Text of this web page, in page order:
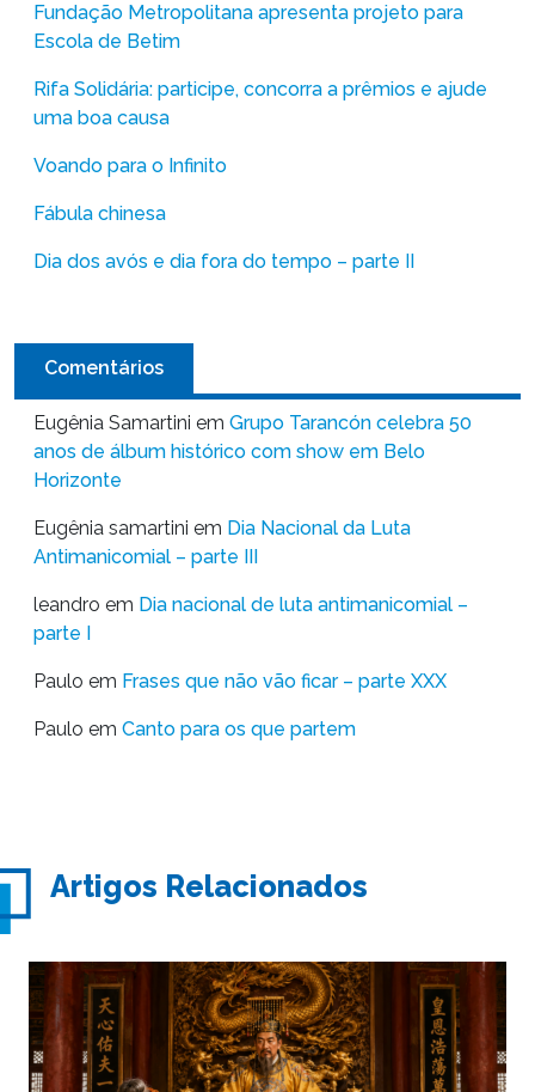
Fundação Metropolitana apresenta projeto para
Escola de Betim
Rifa Solidária: participe, concorra a prêmios e ajude
uma boa causa
Voando para o Infinito
Fábula chinesa
Dia dos avós e dia fora do tempo – parte II
Comentários
Eugênia Samartini em Grupo Tarancón celebra 50
anos de álbum histórico com show em Belo
Horizonte
Eugênia samartini em Dia Nacional da Luta
Antimanicomial – parte III
leandro em Dia nacional de luta antimanicomial –
parte I
Paulo em Frases que não vão ficar – parte XXX
Paulo em Canto para os que partem
Artigos Relacionados